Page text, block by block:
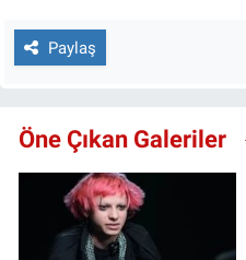
Paylaş
Öne Çıkan Galeriler